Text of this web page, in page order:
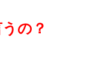
の？